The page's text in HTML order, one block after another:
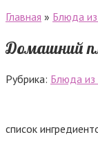
Главная » Блюда
Домашний
Рубрика: Блюда из
список